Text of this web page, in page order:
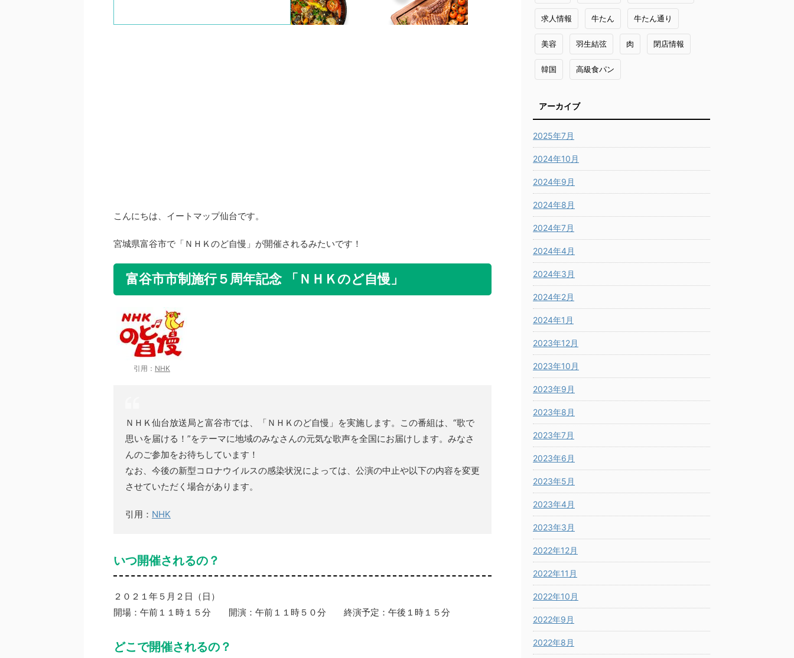
こんにちは、イートマップ仙台です。
宮城県富谷市で「ＮＨＫのど自慢」が開催されるみたいです！
富谷市市制施行５周年記念 「ＮＨＫのど自慢」
引用： NHK
ＮＨＫ仙台放送局と富谷市では、「ＮＨＫのど自慢」を実施します。この番組は、“歌で
思いを届ける！”をテーマに地域のみなさんの元気な歌声を全国にお届けします。みなさ
んのご参加をお待ちしています！
なお、今後の新型コロナウイルスの感染状況によっては、公演の中止や以下の内容を変更
させていただく場合があります。
引用： NHK
いつ開催されるの？
２０２１年５月２日（日）
開場：午前１１時１５分 開演：午前１１時５０分 終演予定：午後１時１５分
どこで開催されるの？
求人情報 牛たん 牛たん通り
美容 羽生結弦 肉 閉店情報
韓国 高級食パン
アーカイブ
2025年7月
2024年10月
2024年9月
2024年8月
2024年7月
2024年4月
2024年3月
2024年2月
2024年1月
2023年12月
2023年10月
2023年9月
2023年8月
2023年7月
2023年6月
2023年5月
2023年4月
2023年3月
2022年12月
2022年11月
2022年10月
2022年9月
2022年8月